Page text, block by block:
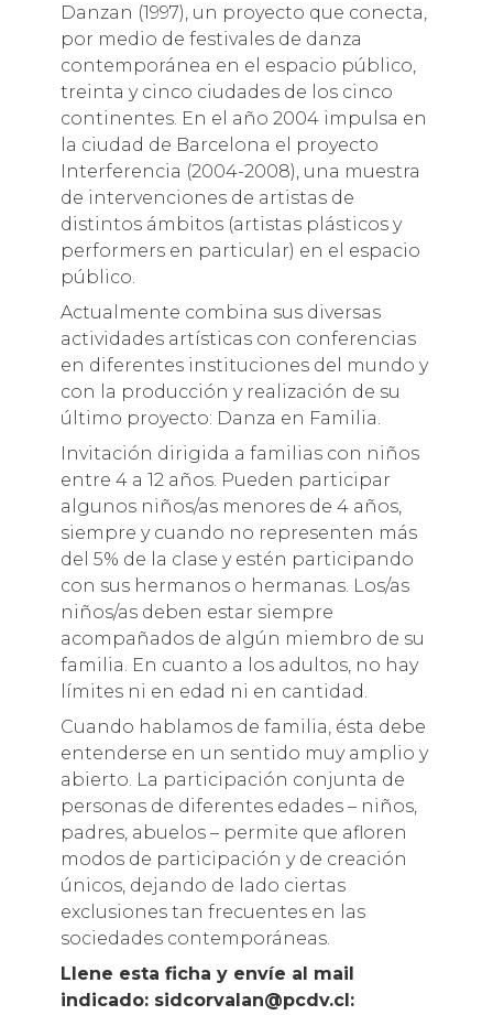
Danzan (1997), un proyecto que conecta,
por medio de festivales de danza
contemporánea en el espacio público,
treinta y cinco ciudades de los cinco
continentes. En el año 2004 impulsa en
la ciudad de Barcelona el proyecto
Interferencia (2004-2008), una muestra
de intervenciones de artistas de
distintos ámbitos (artistas plásticos y
performers en particular) en el espacio
público.
Actualmente combina sus diversas
actividades artísticas con conferencias
en diferentes instituciones del mundo y
con la producción y realización de su
último proyecto: Danza en Familia.
Invitación dirigida a familias con niños
entre 4 a 12 años. Pueden participar
algunos niños/as menores de 4 años,
siempre y cuando no representen más
del 5% de la clase y estén participando
con sus hermanos o hermanas. Los/as
niños/as deben estar siempre
acompañados de algún miembro de su
familia. En cuanto a los adultos, no hay
límites ni en edad ni en cantidad.
Cuando hablamos de familia, ésta debe
entenderse en un sentido muy amplio y
abierto. La participación conjunta de
personas de diferentes edades – niños,
padres, abuelos – permite que afloren
modos de participación y de creación
únicos, dejando de lado ciertas
exclusiones tan frecuentes en las
sociedades contemporáneas.
Llene esta ficha y envíe al mail
indicado: sidcorvalan@pcdv.cl: